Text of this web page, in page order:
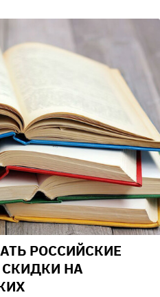
РОССИЙСКИЕ
СКИДКИ НА